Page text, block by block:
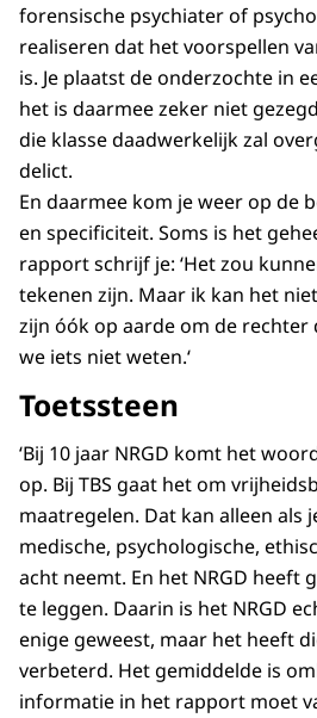
forensische psychiater of
realiseren dat het voorspellen
is. Je plaatst de onderzochte in
het is daarmee zeker niet
die klasse daadwerkelijk zal
delict.
En daarmee kom je weer op de
en specificiteit. Soms is het
rapport schrijf je: ‘Het zou
tekenen zijn. Maar ik kan het
zijn óók op aarde om de
we iets niet weten.‘
Toetssteen
‘Bij 10 jaar NRGD komt het
op. Bij TBS gaat het om
maatregelen. Dat kan alleen als
medische, psychologische,
acht neemt. En het NRGD heeft
te leggen. Daarin is het NRGD
enige geweest, maar het heeft
verbeterd. Het gemiddelde is
informatie in het rapport moet